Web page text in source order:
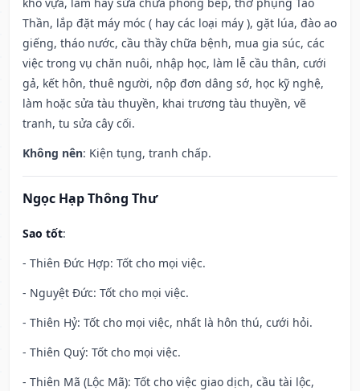
Thần, lắp đặt máy móc ( hay các loại máy ), gặt lúa, đào ao
giếng, tháo nước, cầu thầy chữa bệnh, mua gia súc, các
việc trong vụ chăn nuôi, nhập học, làm lễ cầu thân, cưới
gả, kết hôn, thuê người, nộp đơn dâng sớ, học kỹ nghệ,
làm hoặc sửa tàu thuyền, khai trương tàu thuyền, vẽ
tranh, tu sửa cây cối.
Không nên: Kiện tụng, tranh chấp.
Ngọc Hạp Thông Thư
Sao tốt:
- Thiên Đức Hợp: Tốt cho mọi việc.
- Nguyệt Đức: Tốt cho mọi việc.
- Thiên Hỷ: Tốt cho mọi việc, nhất là hôn thú, cưới hỏi.
- Thiên Quý: Tốt cho mọi việc.
- Thiên Mã (Lộc Mã): Tốt cho việc giao dịch, cầu tài lộc,